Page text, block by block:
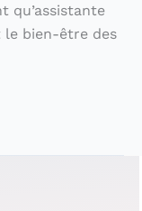
qu’assistante
le bien-être des